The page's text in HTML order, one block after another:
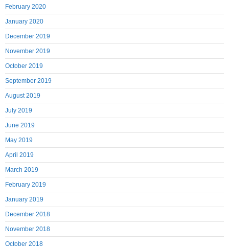
February 2020
January 2020
December 2019
November 2019
October 2019
September 2019
August 2019
July 2019
June 2019
May 2019
April 2019
March 2019
February 2019
January 2019
December 2018
November 2018
October 2018